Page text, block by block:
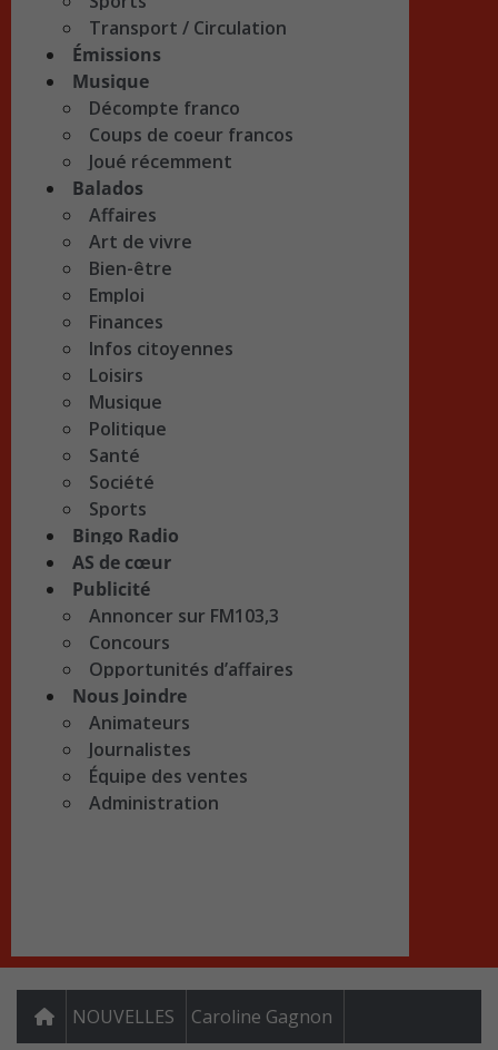
Transport / Circulation
Émissions
Musique
Décompte franco
Coups de coeur francos
Joué récemment
Balados
Affaires
Art de vivre
Bien-être
Emploi
Finances
Infos citoyennes
Loisirs
Musique
Politique
Santé
Société
Sports
Bingo Radio
AS de cœur
Publicité
Annoncer sur FM103,3
Concours
Opportunités d’affaires
Nous Joindre
Animateurs
Journalistes
Équipe des ventes
Administration
NOUVELLES Caroline Gagnon